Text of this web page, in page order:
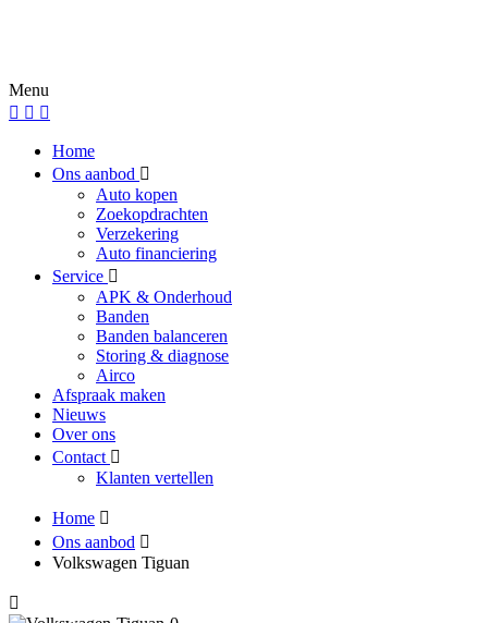
Menu
Home
Ons aanbod
Auto kopen
Zoekopdrachten
Verzekering
Auto financiering
Service
APK & Onderhoud
Banden
Banden balanceren
Storing & diagnose
Airco
Afspraak maken
Nieuws
Over ons
Contact
Klanten vertellen
Home
Ons aanbod
Volkswagen Tiguan